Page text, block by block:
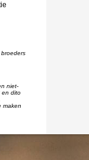
niet-
en dito
maken